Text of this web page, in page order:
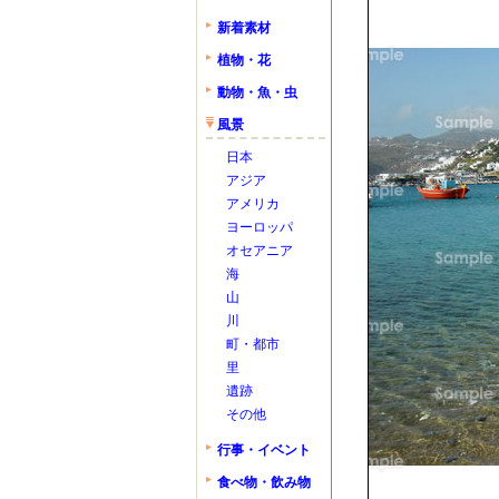
新着素材
植物・花
動物・魚・虫
風景
日本
アジア
アメリカ
ヨーロッパ
オセアニア
海
山
川
町・都市
里
遺跡
その他
行事・イベント
食べ物・飲み物